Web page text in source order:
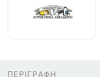
ΠΕΡΙΓΡΑΦΗ